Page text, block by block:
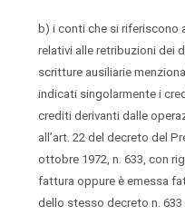
b) i conti che si riferiscono
relativi alle retribuzioni dei
scritture ausiliarie
indicati singolarmente i
crediti derivanti dalle
all’art. 22 del decreto del
ottobre 1972, n. 633, con
fattura oppure è emessa
dello stesso decreto n.